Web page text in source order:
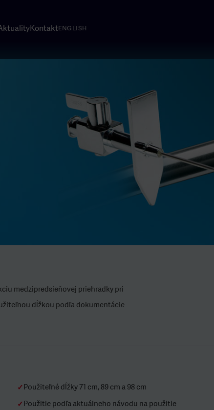
KontaktENGLISH
medzipredsieňovej priehradky pri
dĺžkou podľa dokumentácie
✓Použiteľné dĺžky 71 cm, 89 cm a 98 cm
✓Použitie podľa aktuálneho návodu na použitie